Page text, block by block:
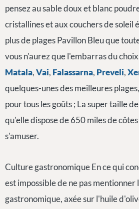
pensez au sable doux et blanc
cristallines et aux couchers de soleil
plus de plages Pavillon Bleu que
vous n'aurez que l'embarras du
Matala,Vai, Falassarna, Preveli,
quelques-unes des meilleures
pour tous les goûts ; La super taille
qu'elle dispose de 650 miles de
s'amuser.
Culture gastronomique En ce qui
est impossible de ne pas mentionner
gastronomique, axée sur l'huile